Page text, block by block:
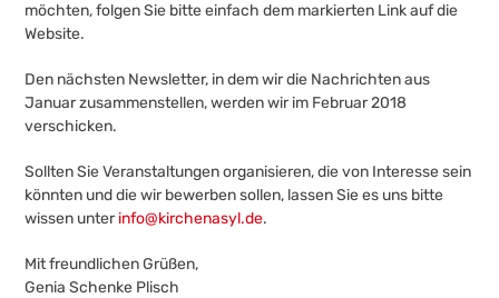
möchten, folgen Sie bitte einfach dem markierten Link auf die
Website.
Den nächsten Newsletter, in dem wir die Nachrichten aus
Januar zusammenstellen, werden wir im Februar 2018
verschicken.
Sollten Sie Veranstaltungen organisieren, die von Interesse sein
könnten und die wir bewerben sollen, lassen Sie es uns bitte
wissen unterinfo@kirchenasyl.de.
Mit freundlichen Grüßen,
Genia Schenke Plisch